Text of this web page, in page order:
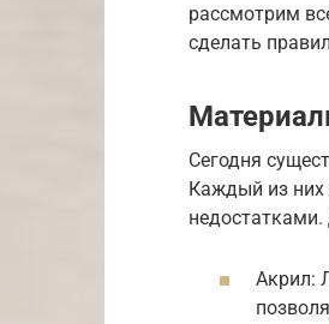
рассмотрим
сделать
Сегодня
Каждый из них
Акрил: